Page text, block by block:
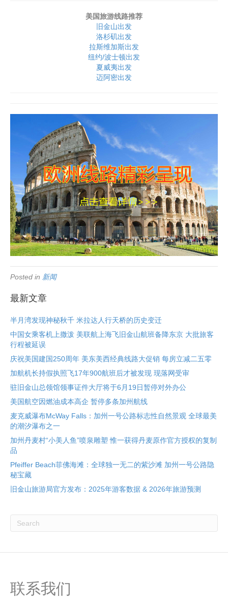
美国旅游线路推荐
旧金山出发
洛杉矶出发
拉斯维加斯出发
纽约/波士顿出发
夏威夷出发
迈阿密出发
Posted in 新闻
最新文章
半月湾发现神秘秋千 米拉达人行天桥的历史变迁
中国女乘客机上撒泼 美联航上海飞旧金山航班备降东京 大批旅客
行程被延误
庆祝美国建国250周年 美东美西经典线路大促销 每房立减二五零
加航机长持假执照飞17年900航班后才被发现 现落网受审
驻旧金山总领馆领事证件大厅将于6月19日暂停对外办公
美国航空因燃油成本高企 暂停多条加州航线
麦克威瀑布McWay Falls：加州一号公路标志性自然景观 全球最美
的潮汐瀑布之一
加州丹麦村“小美人鱼”喷泉雕塑 惟一获得丹麦原作官方授权的复制
品
Pfeiffer Beach菲佛海滩：全球独一无二的紫沙滩 加州一号公路隐
秘宝藏
旧金山旅游局官方发布：2025年游客数据 & 2026年旅游预测
联系我们